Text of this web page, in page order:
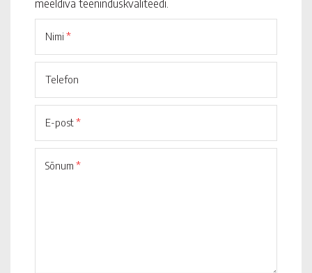
meeldiva teeninduskvaliteedi.
Nimi *
Telefon
E-post*
Sõnum *